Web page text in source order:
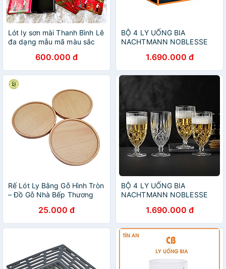
Lót ly sơn mài Thanh Bình Lê
đa dạng mẫu mã màu sắc
600.000 đ
BỘ 4 LY UỐNG BIA
NACHTMANN NOBLESSE
Hàng chính hãng
1.690.000 đ
Rế Lót Ly Bằng Gỗ Hình Tròn
– Đồ Gỗ Nhà Bếp Thương
25.000 đ
BỘ 4 LY UỐNG BIA
NACHTMANN NOBLESSE
hàng chính hãng
1.690.000 đ